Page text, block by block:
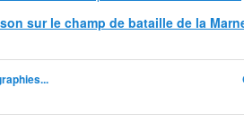
sur le champ de bataille de la